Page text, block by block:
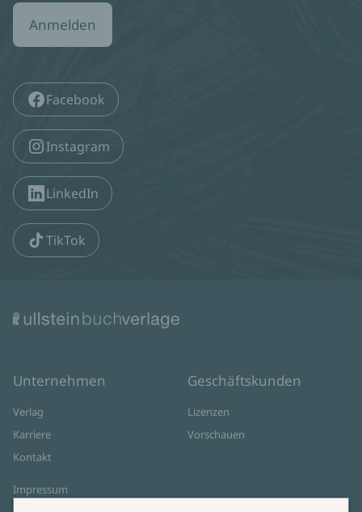
Anmelden
Facebook
Instagram
LinkedIn
TikTok
Unternehmen
Verlag
Karriere
Kontakt
Impressum
Geschäftskunden
Lizenzen
Vorschauen